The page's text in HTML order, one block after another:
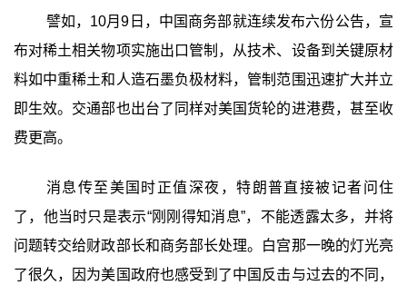
譬如，10月9日，中国商务部就连续发布六份公告，宣
布对稀土相关物项实施出口管制，从技术、设备到关键原材
料如中重稀土和人造石墨负极材料，管制范围迅速扩大并立
即生效。交通部也出台了同样对美国货轮的进港费，甚至收
费更高。
消息传至美国时正值深夜，特朗普直接被记者问住
了，他当时只是表示“刚刚得知消息”，不能透露太多，并将
问题转交给财政部长和商务部长处理。白宫那一晚的灯光亮
了很久，因为美国政府也感受到了中国反击与过去的不同，